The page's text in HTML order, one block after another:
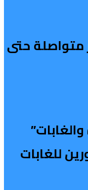
حتى
للغابات